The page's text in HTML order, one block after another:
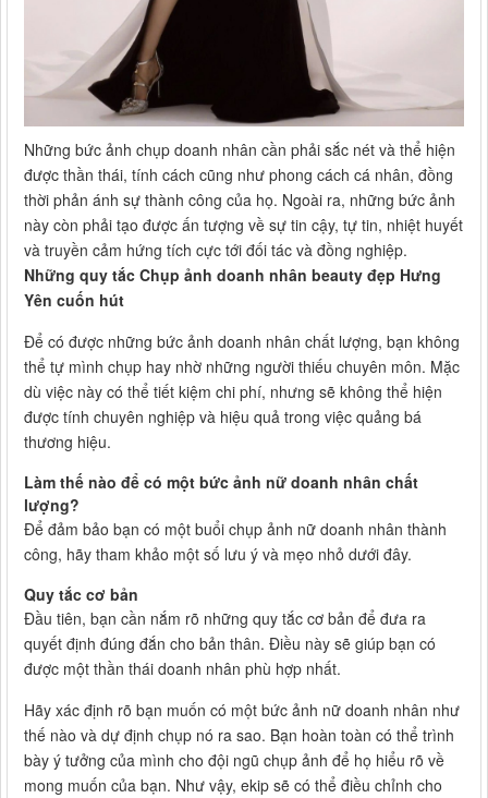
Những bức ảnh chụp doanh nhân cần phải sắc nét và thể hiện
được thần thái, tính cách cũng như phong cách cá nhân, đồng
thời phản ánh sự thành công của họ. Ngoài ra, những bức ảnh
này còn phải tạo được ấn tượng về sự tin cậy, tự tin, nhiệt huyết
và truyền cảm hứng tích cực tới đối tác và đồng nghiệp.
Những quy tắc Chụp ảnh doanh nhân beauty đẹp Hưng
Yên cuốn hút
Để có được những bức ảnh doanh nhân chất lượng, bạn không
thể tự mình chụp hay nhờ những người thiếu chuyên môn. Mặc
dù việc này có thể tiết kiệm chi phí, nhưng sẽ không thể hiện
được tính chuyên nghiệp và hiệu quả trong việc quảng bá
thương hiệu.
Làm thế nào để có một bức ảnh nữ doanh nhân chất
lượng?
Để đảm bảo bạn có một buổi chụp ảnh nữ doanh nhân thành
công, hãy tham khảo một số lưu ý và mẹo nhỏ dưới đây.
Quy tắc cơ bản
Đầu tiên, bạn cần nắm rõ những quy tắc cơ bản để đưa ra
quyết định đúng đắn cho bản thân. Điều này sẽ giúp bạn có
được một thần thái doanh nhân phù hợp nhất.
Hãy xác định rõ bạn muốn có một bức ảnh nữ doanh nhân như
thế nào và dự định chụp nó ra sao. Bạn hoàn toàn có thể trình
bày ý tưởng của mình cho đội ngũ chụp ảnh để họ hiểu rõ về
mong muốn của bạn. Như vậy, ekip sẽ có thể điều chỉnh cho